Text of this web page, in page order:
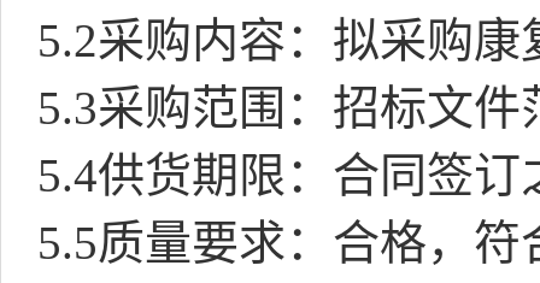
5.2采购内容：拟采购
5.3采购范围：招标文
5.4供货期限：合同签订
5.5质量要求： 合格，符